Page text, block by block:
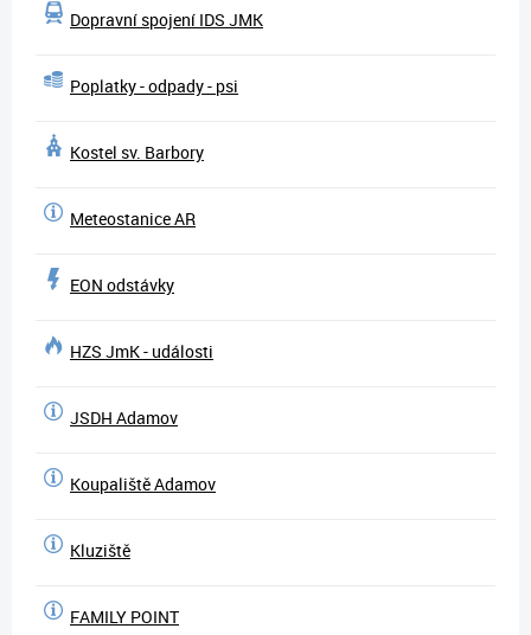
Dopravní spojení IDS JMK
Poplatky - odpady - psi
Kostel sv. Barbory
Meteostanice AR
EON odstávky
HZS JmK - události
JSDH Adamov
Koupaliště Adamov
Kluziště
FAMILY POINT